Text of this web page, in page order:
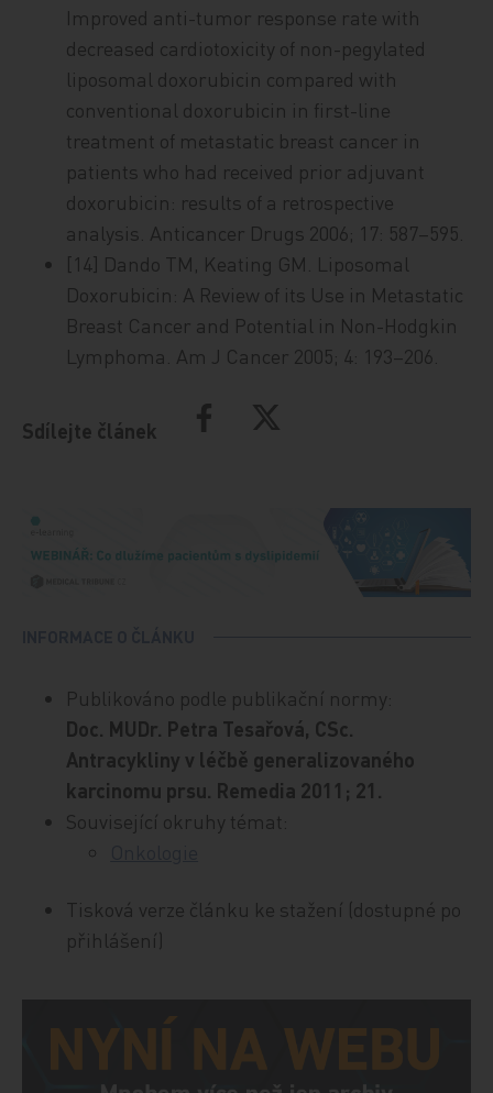
Improved anti-tumor response rate with
decreased cardiotoxicity of non-pegylated
liposomal doxorubicin compared with
conventional doxorubicin in first-line
treatment of metastatic breast cancer in
patients who had received prior adjuvant
doxorubicin: results of a retrospective
analysis. Anticancer Drugs 2006; 17: 587–595.
[14] Dando TM, Keating GM. Liposomal
Doxorubicin: A Review of its Use in Metastatic
Breast Cancer and Potential in Non-Hodgkin
Lymphoma. Am J Cancer 2005; 4: 193–206.
Sdílejte článek
Publikováno podle publikační normy:
Doc. MUDr. Petra Tesařová, CSc.
Antracykliny v léčbě generalizovaného
karcinomu prsu. Remedia 2011; 21.
Související okruhy témat:
Tisková verze článku ke stažení (dostupné po
přihlášení)